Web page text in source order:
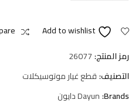
Add to wishlist
رمز المنتج:26077
التصنيف:قطع غيار موتوسيكلات
Brands: Dayun دايون